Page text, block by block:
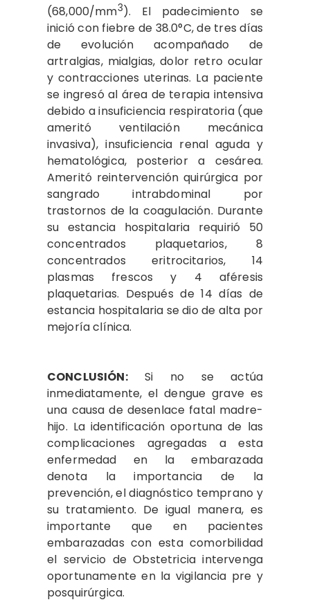
(68,000/mm3). El padecimiento se
inició con fiebre de 38.0°C, de tres días
de evolución acompañado de
artralgias, mialgias, dolor retro ocular
y contracciones uterinas. La paciente
se ingresó al área de terapia intensiva
debido a insuficiencia respiratoria (que
ameritó ventilación mecánica
invasiva), insuficiencia renal aguda y
hematológica, posterior a cesárea.
Ameritó reintervención quirúrgica por
sangrado intrabdominal por
trastornos de la coagulación. Durante
su estancia hospitalaria requirió 50
concentrados plaquetarios, 8
concentrados eritrocitarios, 14
plasmas frescos y 4 aféresis
plaquetarias. Después de 14 días de
estancia hospitalaria se dio de alta por
mejoría clínica.
CONCLUSIÓN:Si no se actúa
inmediatamente, el dengue grave es
una causa de desenlace fatal madre-
hijo. La identificación oportuna de las
complicaciones agregadas a esta
enfermedad en la embarazada
denota la importancia de la
prevención, el diagnóstico temprano y
su tratamiento. De igual manera, es
importante que en pacientes
embarazadas con esta comorbilidad
el servicio de Obstetricia intervenga
oportunamente en la vigilancia pre y
posquirúrgica.